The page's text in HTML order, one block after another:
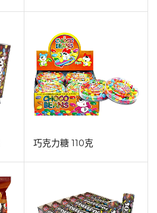
巧克力糖 110克